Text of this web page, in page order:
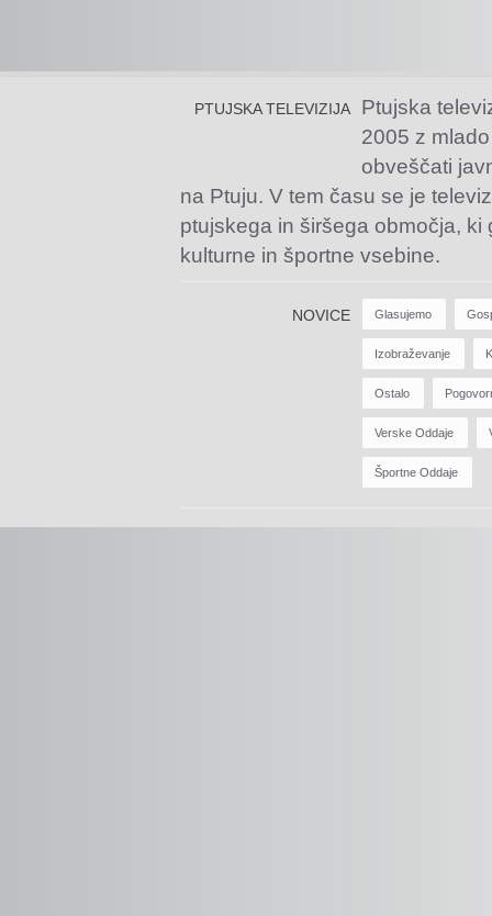
PTUJSKA TELEVIZIJA
Ptujska
2005 z
obveščati
na Ptuju. V tem času se je
ptujskega in širšega območja,
kulturne in športne vsebine.
NOVICE Glasujemo
Izobraževanje
Ostalo
Verske Oddaje
Športne Oddaje